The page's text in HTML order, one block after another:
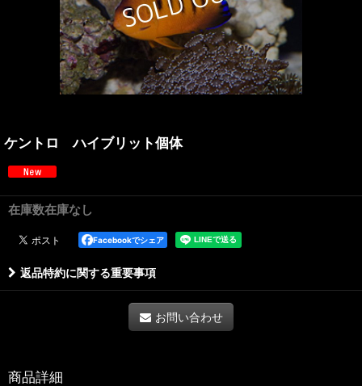
ケントロ ハイブリット個体
在庫数在庫なし
Facebookでシェア
返品特約に関する重要事項
お問い合わせ
商品詳細